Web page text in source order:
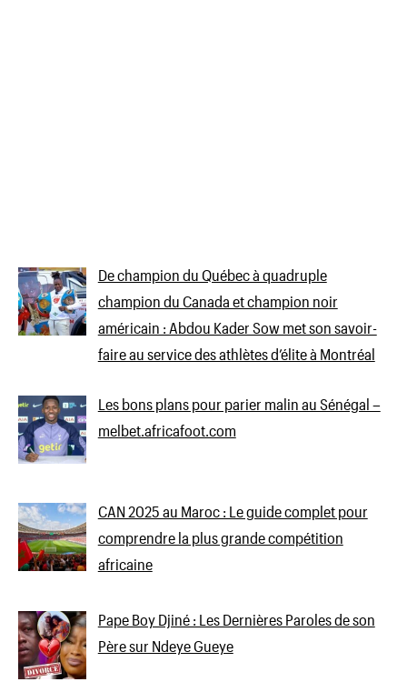
De champion du Québec à quadruple
champion du Canada et champion noir
américain : Abdou Kader Sow met son savoir-
faire au service des athlètes d’élite à Montréal
Les bons plans pour parier malin au Sénégal –
melbet.africafoot.com
CAN 2025 au Maroc : Le guide complet pour
comprendre la plus grande compétition
africaine
Pape Boy Djiné : Les Dernières Paroles de son
Père sur Ndeye Gueye